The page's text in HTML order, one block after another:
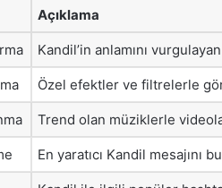
Açıklama
Kandil’in anlamını
Özel efektler ve filtrelerle
Trend olan müziklerle
En yaratıcı Kandil